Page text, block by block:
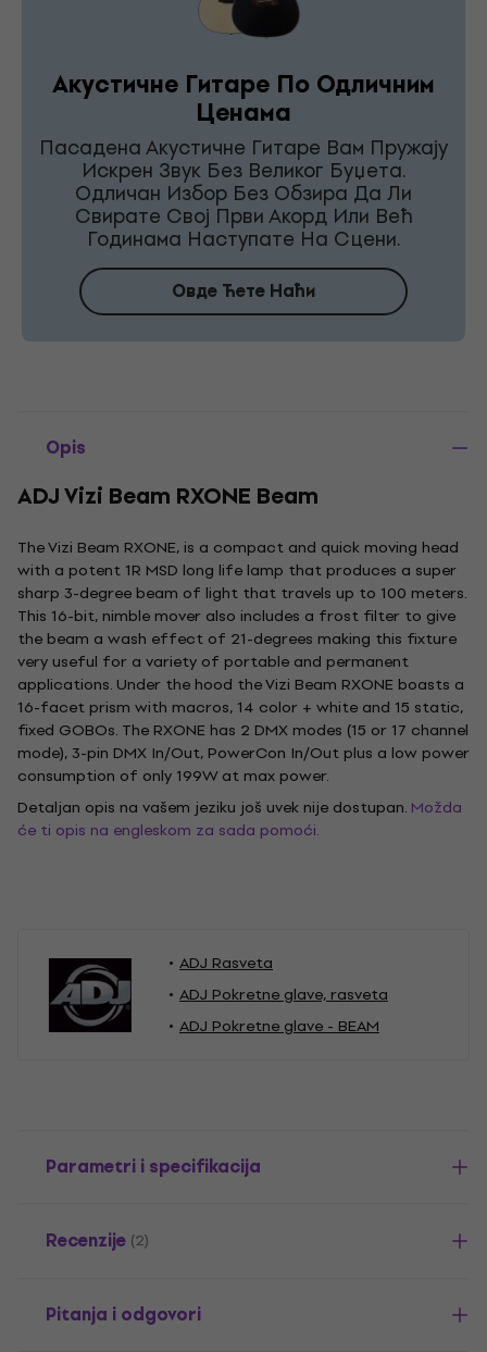
Акустичне Гитаре По Одличним
Ценама
Пасадена Акустичне Гитаре Вам Пружају
Искрен Звук Без Великог Буџета.
Одличан Избор Без Обзира Да Ли
Свирате Свој Први Акорд Или Већ
Годинама Наступате На Сцени.
Овде Ћете Наћи
Opis
ADJ Vizi Beam RXONE Beam
The Vizi Beam RXONE, is a compact and quick moving head
with a potent 1R MSD long life lamp that produces a super
sharp 3-degree beam of light that travels up to 100 meters.
This 16-bit, nimble mover also includes a frost filter to give
the beam a wash effect of 21-degrees making this fixture
very useful for a variety of portable and permanent
applications. Under the hood the Vizi Beam RXONE boasts a
16-facet prism with macros, 14 color + white and 15 static,
fixed GOBOs. The RXONE has 2 DMX modes (15 or 17 channel
mode), 3-pin DMX In/Out, PowerCon In/Out plus a low power
consumption of only 199W at max power.
Detaljan opis na vašem jeziku još uvek nije dostupan. Možda
će ti opis na engleskom za sada pomoći.
ADJ Rasveta
ADJ Pokretne glave, rasveta
ADJ Pokretne glave - BEAM
Parametri i specifikacija
Recenzije (2)
Pitanja i odgovori